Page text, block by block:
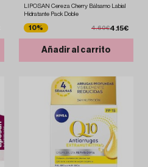
LIPOSAN Cereza Cherry Bálsamo Labial
Hidratante Pack Doble
10% 4.60€4.15€
Añadir al carrito